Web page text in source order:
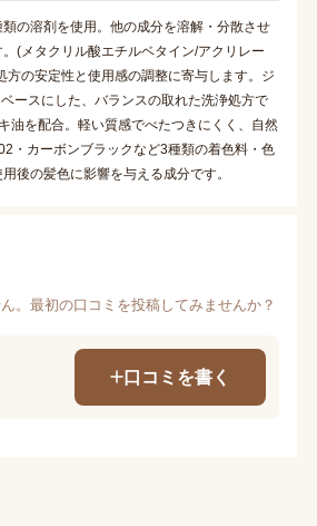
の溶剤を使用。他の成分を溶解・分散させ
(メタクリル酸エチルベタイン/アクリレー
方の安定性と使用感の調整に寄与します。ジ
ースにした、バランスの取れた洗浄処方で
油を配合。軽い質感でべたつきにくく、自然
・カーボンブラックなど3種類の着色料・色
後の髪色に影響を与える成分です。
。最初の口コミを投稿してみませんか？
口コミを書く